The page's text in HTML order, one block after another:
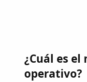
¿Cuál es
operativo?